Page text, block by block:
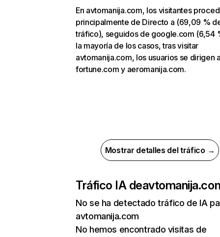
En avtomanija.com, los visitantes
principalmente de Directo a (69,09 %
tráfico), seguidos de google.com (6,54
la mayoría de los casos, tras visitar
avtomanija.com, los usuarios se dirigen
fortune.com y aeromanija.com.
Mostrar detalles del tráfico →
Tráfico IA de
No se ha detectado tráfico de IA
avtomanija.com
No hemos encontrado visitas de